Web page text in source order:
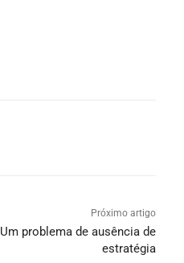
Próximo artigo
Um problema de ausência de
estratégia